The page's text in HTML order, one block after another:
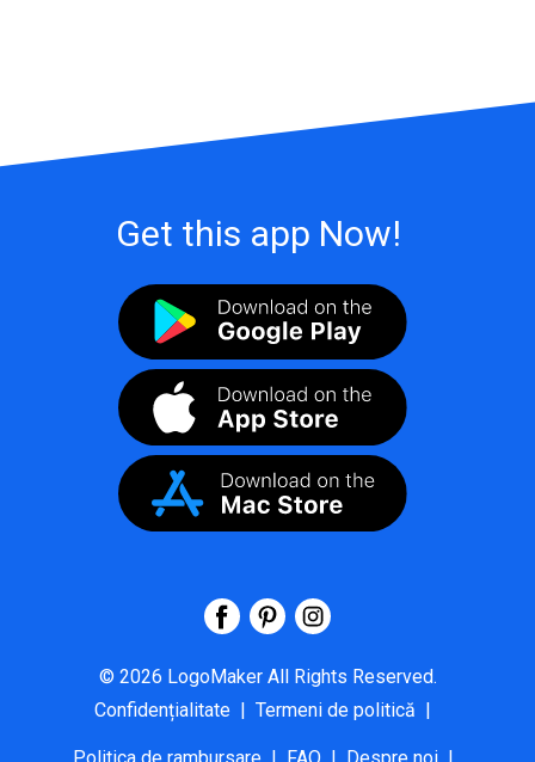
Get this app Now!
© 2026 LogoMaker All Rights Reserved.
Confidențialitate | Termeni de politică |